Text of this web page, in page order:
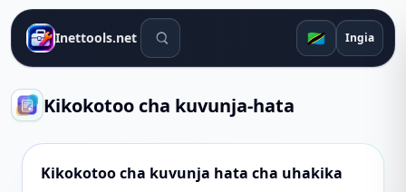
Inettools.net Zana za utafutaji 🇹🇿 Ingia
Kikokotoo cha kuvunja-hata
Kikokotoo cha kuvunja hata cha uhakika